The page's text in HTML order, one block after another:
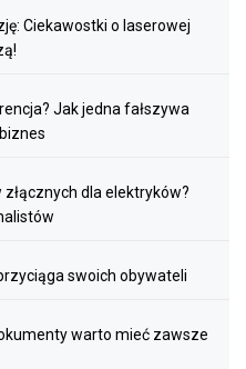
Ciekawostki o laserowej
Jak jedna fałszywa
dla elektryków?
swoich obywateli
warto mieć zawsze